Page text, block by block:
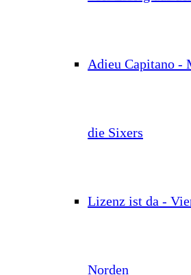
Adieu Capitano -
die Sixers
Lizenz ist da -
Norden